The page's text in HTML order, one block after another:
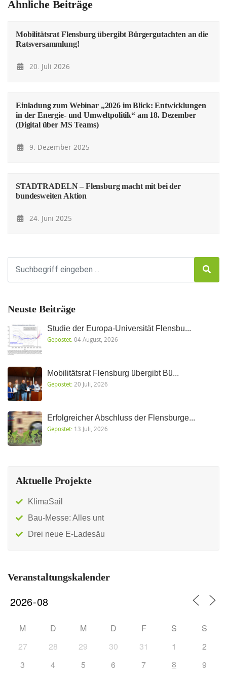
Ähnliche Beiträge
Mobilitätsrat Flensburg übergibt Bürgergutachten an die
Ratsversammlung!
20. Juli 2026
Einladung zum Webinar „2026 im Blick: Entwicklungen
in der Energie- und Umweltpolitik“ am 18. Dezember
(Digital über MS Teams)
9. Dezember 2025
STADTRADELN – Flensburg macht mit bei der
bundesweiten Aktion
24. Juni 2025
Neuste Beiträge
Studie der Europa-Universität Flensbu...
Gepostet:04 August, 2026
Mobilitätsrat Flensburg übergibt Bü...
Gepostet: 20 Juli, 2026
Erfolgreicher Abschluss der Flensburge...
Gepostet: 13 Juli, 2026
Aktuelle Projekte
KlimaSail
Bau-Messe: Alles unt
Drei neue E-Ladesäu
Veranstaltungskalender
M D M D F S
S
27
28 29 30 31 1
2
3
4 5 6 7 8
9